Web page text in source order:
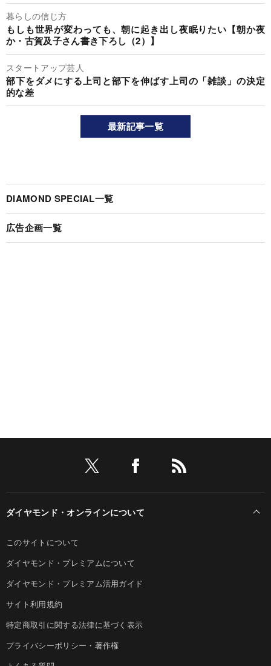
暮らしの信じ方
もしも世界が変わっても、朝に起き出し夜眠りたい【朝か夜
か・古賀及子さん書き下ろし（2）】
スタートアップ芸人
部下をダメにする上司と部下を伸ばす上司の「雑談」の決定
的な差
最新記事一覧
DIAMOND SPECIAL一覧
広告企画一覧
ダイヤモンド・オンラインについて
このサイトについて
ダイヤモンド・プレミアムについて
ダイヤモンド・プレミアム活用ガイド
サイト利用規約
特定商取引に関する法律に基づく表示
プライバシーポリシー・著作権